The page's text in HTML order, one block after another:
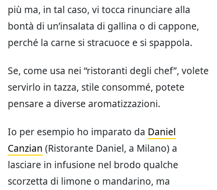
più ma, in tal caso, vi tocca rinunciare alla
bontà di un’insalata di gallina o di cappone,
perché la carne si stracuoce e si spappola.
Se, come usa nei “ristoranti degli chef”, volete
servirlo in tazza, stile consommé, potete
pensare a diverse aromatizzazioni.
Io per esempio ho imparato da Daniel
Canzian (Ristorante Daniel, a Milano) a
lasciare in infusione nel brodo qualche
scorzetta di limone o mandarino, ma